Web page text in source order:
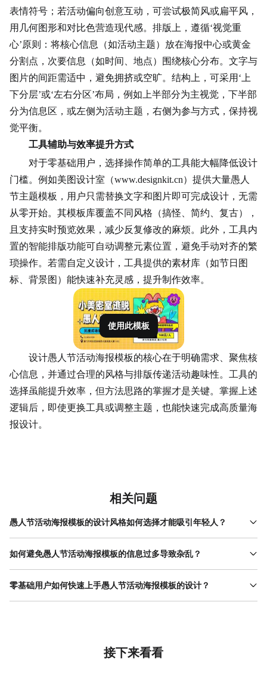
表情符号；若活动偏向创意互动，可尝试极简风或扁平风，
用几何图形和对比色营造现代感。排版上，遵循‘视觉重
心’原则：将核心信息（如活动主题）放在海报中心或黄金
分割点，次要信息（如时间、地点）围绕核心分布。文字与
图片的间距需适中，避免拥挤或空旷。结构上，可采用‘上
下分层’或‘左右分区’布局，例如上半部分为主视觉，下半部
分为信息区，或左侧为活动主题，右侧为参与方式，保持视
觉平衡。
工具辅助与效率提升方式
对于零基础用户，选择操作简单的工具能大幅降低设计
门槛。例如美图设计室（www.designkit.cn）提供大量愚人
节主题模板，用户只需替换文字和图片即可完成设计，无需
从零开始。其模板库覆盖不同风格（搞怪、简约、复古），
且支持实时预览效果，减少反复修改的麻烦。此外，工具内
置的智能排版功能可自动调整元素位置，避免手动对齐的繁
琐操作。若需自定义设计，工具提供的素材库（如节日图
标、背景图）能快速补充灵感，提升制作效率。
使用此模板
设计愚人节活动海报模板的核心在于明确需求、聚焦核
心信息，并通过合理的风格与排版传递活动趣味性。工具的
选择虽能提升效率，但方法思路的掌握才是关键。掌握上述
逻辑后，即使更换工具或调整主题，也能快速完成高质量海
报设计。
相关问题
愚人节活动海报模板的设计风格如何选择才能吸引年轻人？
年轻人群体对新鲜事物的接受度高，设计愚人节活动海报模板时可
优先选择搞怪、潮流或互动性强的风格。例如，采用漫画风或手绘
偏好。此外，可加入‘愚人节限定’标签或动态效果（如闪烁的文字、
如何避免愚人节活动海报模板的信息过多导致杂乱？
信息杂乱是海报设计的常见问题，解决关键是明确优先级并简化内
容。制作愚人节活动海报模板时，先列出所有需传递的信息（如活
齐方式，避免手动操作导致的错位或拥挤，帮助用户快速完成清晰
零基础用户如何快速上手愚人节活动海报模板的设计？
零基础用户可从模板修改入手，降低设计门槛。例如，使用美图设
需专业软件经验。若需自定义设计，可参考模板的排版结构（如上
下分层或左右分区），将核心信息放在视觉中心，次要信息围绕分
接下来看看